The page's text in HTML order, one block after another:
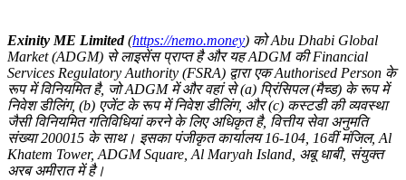
Exinity ME Limited(https://nemo.money) को Abu Dhabi Global
Market (ADGM) से लाइसेंस प्राप्त है और यह ADGM की Financial
Services Regulatory Authority (FSRA) द्वारा एक Authorised Person के
रूप में विनियमित है, जो ADGM में और वहां से (a) प्रिंसिपल (मैच्ड) के रूप में
निवेश डीलिंग, (b) एजेंट के रूप में निवेश डीलिंग, और (c) कस्टडी की व्यवस्था
जैसी विनियमित गतिविधियां करने के लिए अधिकृत है, वित्तीय सेवा अनुमति
संख्या 200015 के साथ। इसका पंजीकृत कार्यालय 16-104, 16वीं मंजिल, Al
Khatem Tower, ADGM Square, Al Maryah Island, अबू धाबी, संयुक्त
अरब अमीरात में है।